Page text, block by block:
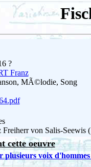
?
Franz
MÃ©lodie, Song
Freiherr von Salis-Seewis
cette oeuvre
plusieurs voix